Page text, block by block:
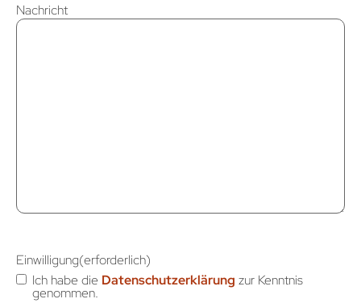
Nachricht
Einwilligung(erforderlich)
Ich habe die Datenschutzerklärung zur Kenntnis
genommen.